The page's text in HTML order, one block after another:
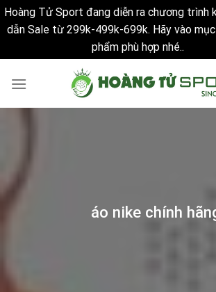
Hoàng Tử Sport đang diễn ra chương trình
dẫn Sale từ 299k-499k-699k. Hãy vào
phẩm phù hợp nhé..
áo nike chính